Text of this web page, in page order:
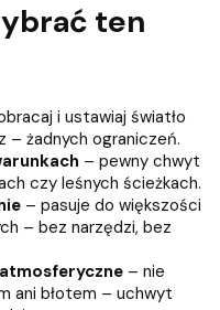
ten
i ustawiaj światło
– żadnych ograniczeń.
– pewny chwyt
czy leśnych ścieżkach.
– pasuje do większości
– bez narzędzi, bez
– nie
ani błotem – uchwyt